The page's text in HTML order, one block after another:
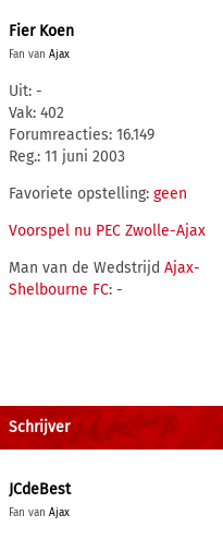
Fier Koen
Fan van Ajax
Uit: -
Vak: 402
Forumreacties: 16.149
Reg.: 11 juni 2003
Favoriete opstelling: geen
Voorspel nu PEC Zwolle-Ajax
Man van de Wedstrijd Ajax-
Shelbourne FC: -
Schrijver
JCdeBest
Fan van Ajax